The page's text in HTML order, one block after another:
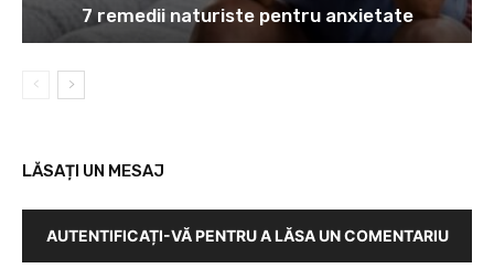
7 remedii naturiste pentru anxietate
LĂSAȚI UN MESAJ
AUTENTIFICAȚI-VĂ PENTRU A LĂSA UN COMENTARIU